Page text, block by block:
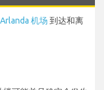
机场 到达和离